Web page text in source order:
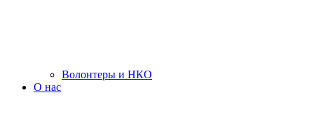
Волонтеры и НКО
О нас